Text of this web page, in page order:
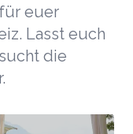
euer
Lasst euch
die